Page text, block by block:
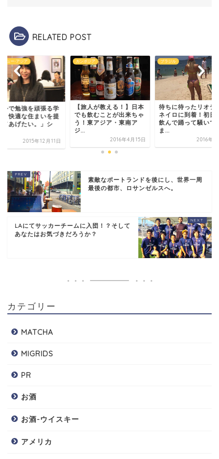
RELATED POST
学
提
カンボジア
【旅人が教える！】日本
でも飲むことが出来ちゃ
う！東アジア・東南ア
ブラジル
待ちに待ったリオデジャ
ネイロに到着！初日から
飲んで踊って騒いでい
インタビュ
「海外
生に、
供して
素敵なポートランドを後にし、世界一周
最後の都市、ロサンゼルスへ。
LAにてサッカーチームに入団！？そして
あなたはお気づきだろうか？
カテゴリー
MATCHA
MIGRIDS
PR
お酒
お酒-ウイスキー
アメリカ